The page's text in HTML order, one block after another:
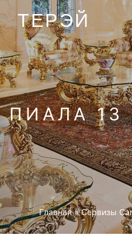
ТЕРЭЙ
ПИАЛА
Главная »Cервизы